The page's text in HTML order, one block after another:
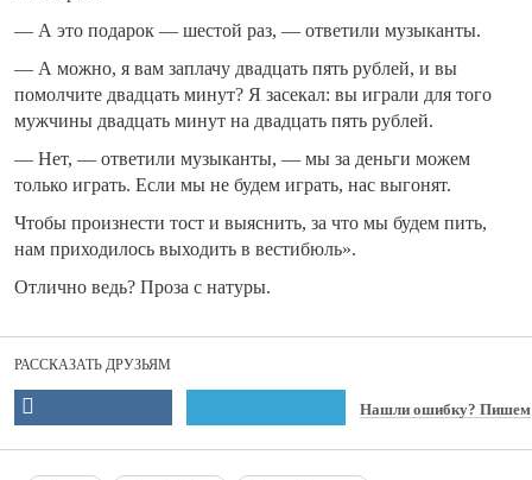
— А это подарок — шестой раз, — ответили музыканты.
— А можно, я вам заплачу двадцать пять рублей, и вы
помолчите двадцать минут? Я засекал: вы играли для того
мужчины двадцать минут на двадцать пять рублей.
— Нет, — ответили музыканты, — мы за деньги можем
только играть. Если мы не будем играть, нас выгонят.
Чтобы произнести тост и выяснить, за что мы будем пить,
нам приходилось выходить в вестибюль».
Отлично ведь? Проза с натуры.
РАССКАЗАТЬ ДРУЗЬЯМ
Нашли ошибку? Пишем